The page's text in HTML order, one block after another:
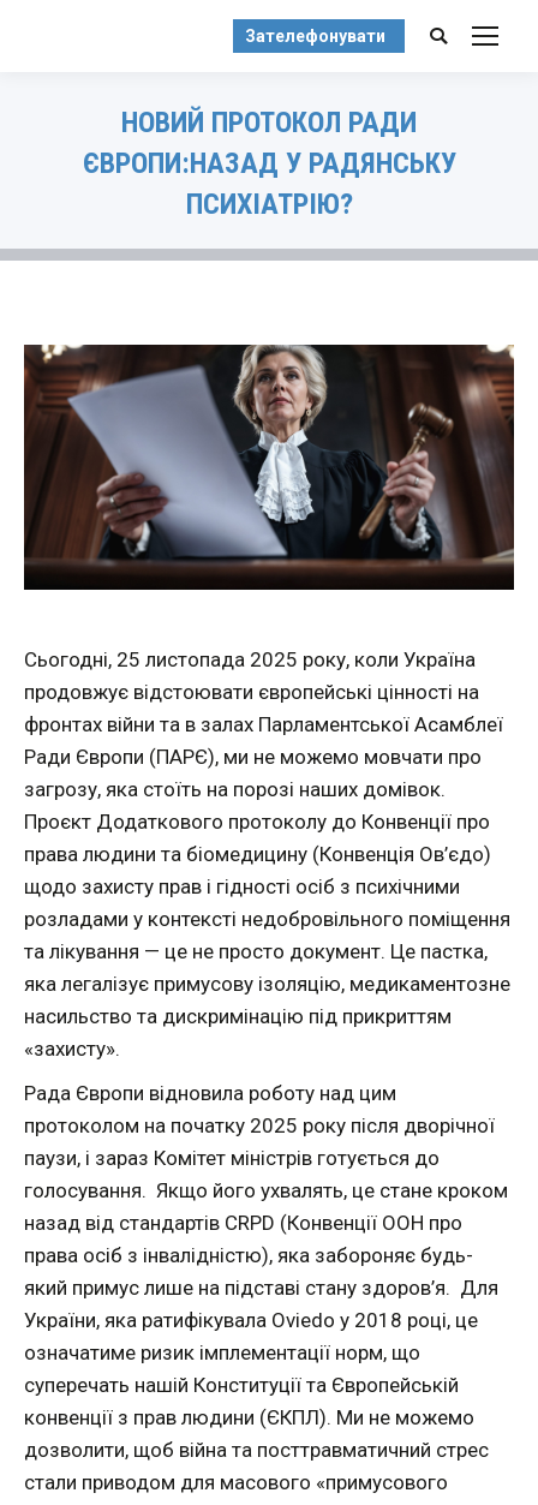
Зателефонувати Search:
НОВИЙ ПРОТОКОЛ РАДИ
ЄВРОПИ:НАЗАД У РАДЯНСЬКУ
ПСИХІАТРІЮ?
Сьогодні, 25 листопада 2025 року, коли Україна
продовжує відстоювати європейські цінності на
фронтах війни та в залах Парламентської Асамблеї
Ради Європи (ПАРЄ), ми не можемо мовчати про
загрозу, яка стоїть на порозі наших домівок.
Проєкт Додаткового протоколу до Конвенції про
права людини та біомедицину (Конвенція Ов’єдо)
щодо захисту прав і гідності осіб з психічними
розладами у контексті недобровільного поміщення
та лікування — це не просто документ. Це пастка,
яка легалізує примусову ізоляцію, медикаментозне
насильство та дискримінацію під прикриттям
«захисту».
Рада Європи відновила роботу над цим
протоколом на початку 2025 року після дворічної
паузи, і зараз Комітет міністрів готується до
голосування. Якщо його ухвалять, це стане кроком
назад від стандартів CRPD (Конвенції ООН про
права осіб з інвалідністю), яка забороняє будь-
який примус лише на підставі стану здоров’я. Для
України, яка ратифікувала Oviedo у 2018 році, це
означатиме ризик імплементації норм, що
суперечать нашій Конституції та Європейській
конвенції з прав людини (ЄКПЛ). Ми не можемо
дозволити, щоб війна та посттравматичний стрес
стали приводом для масового «примусового